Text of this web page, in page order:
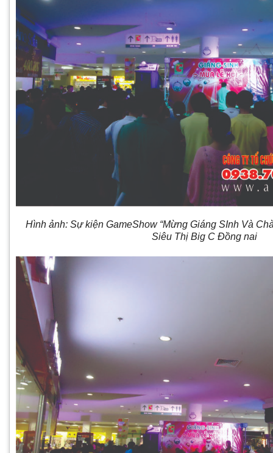
Hình ảnh: Sự kiện GameShow “Mừng Giáng SInh Và
Siêu Thị Big C Đồng nai